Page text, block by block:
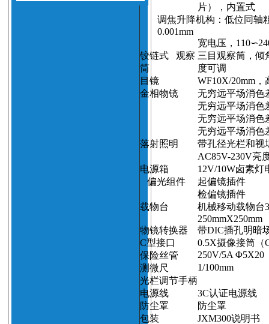
片），内置式
调焦升降机构：低位同轴
0.001mm
宽电压， 110∽
铰链式
观察
筒
三目观察筒，倾
度可调
目镜
WF10X/20mm
金相物镜
无穷远平场消色
无穷远平场消色
无穷远平场消色
无穷远平场消色
落射照明
带孔径光栏和视
AC85V-230V亮
电源箱
12V/10W卤素灯
偏光组件
起偏镜插件
检偏镜插件
载物台
机械移动载物台
250mmX250mm
物镜转换器
带DIC插孔明暗
C型接口 0.5X摄像接筒（
保险丝管
250V/5A Φ5X20
测微尺
1/100mm
光栏调节手柄
电源线
3C认证电源线
防尘罩
防尘罩
包装
JXM300说明书